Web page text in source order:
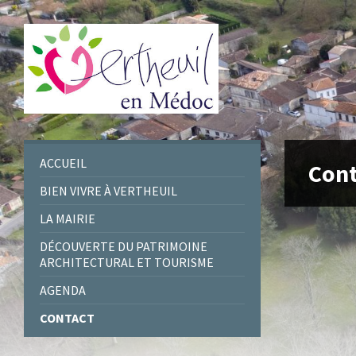
Skip
to
content
Skip
to
left
sidebar
Skip
to
footer
ACCUEIL
BIEN VIVRE À VERTHEUIL
LA MAIRIE
DÉCOUVERTE DU PATRIMOINE
ARCHITECTURAL ET TOURISME
AGENDA
CONTACT